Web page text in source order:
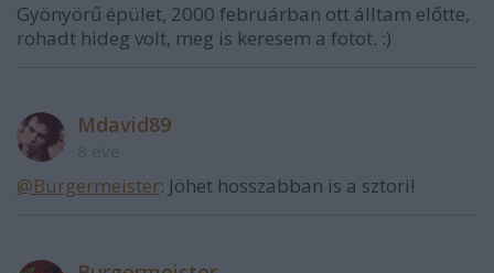
Gyönyörű épület, 2000 februárban ott álltam előtte,
rohadt hideg volt, meg is keresem a fotot. :)
Mdavid89
@Burgermeister: Jöhet hosszabban is a sztori!